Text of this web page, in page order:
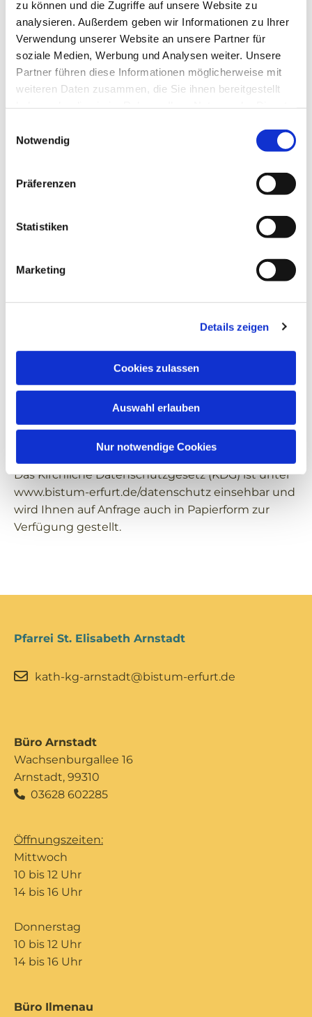
zu können und die Zugriffe auf unsere Website zu
analysieren. Außerdem geben wir Informationen zu Ihrer
Verwendung unserer Website an unsere Partner für
soziale Medien, Werbung und Analysen weiter. Unsere
Partner führen diese Informationen möglicherweise mit
weiteren Daten zusammen, die Sie ihnen bereitgestellt
Notwendig
Präferenzen
Statistiken
Marketing
Details zeigen
Cookies zulassen
Auswahl erlauben
Nur notwendige Cookies
Innerhalb der Pfarrei werden die Daten nur von
den an der Durchführung des jeweiligen
Bewerbungsverfahrens der sich anschließenden
Stellenbesetzung beteiligten Personen
verarbeitet (Fachbereiche, Personalverwaltung,
Mitarbeitervertretung).
Als von der Datenverarbeitung Betroffene haben
• Auskunftsrecht der betroffenen Person (gemäß §
• Recht auf Löschung (gemäß § 19 KDG)
(gemäß § 20 KDG)
• Recht auf Datenübertragbarkeit (gemäß § 22
KDG)
• Widerrufsrecht (gemäß § 8 Abs. 6, § 6 Abs. 1 lit. b)
§ 11 Abs. 2 lit. a) KDG)
• Recht auf Beschwerde bei der
Datenschutzaufsicht
(gemäß § 48 KDG)
• Recht auf gerichtlichen Rechtsbehelf (§ 49 KDG)
Das Kirchliche Datenschutzgesetz (KDG) ist unter
www.bistum-erfurt.de/datenschutz einsehbar und
wird Ihnen auf Anfrage auch in Papierform zur
Verfügung gestellt.
Pfarrei St. Elisabeth Arnstadt
kath-kg-arnstadt@bistum-erfurt.de
Büro Arnstadt
Wachsenburgallee 16
Arnstadt, 99310
 03628 602285
Öffnungszeiten:
Mittwoch
10 bis 12 Uhr
14 bis 16 Uhr
Donnerstag
10 bis 12 Uhr
14 bis 16 Uhr
Büro Ilmenau